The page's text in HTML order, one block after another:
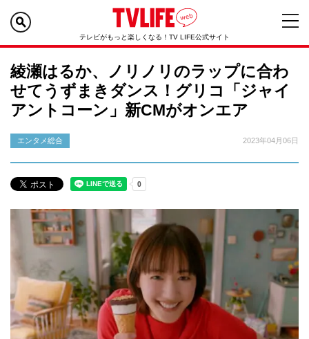
テレビがもっと楽しくなる！TV LIFE公式サイト
綾瀬はるか、ノリノリのラップに合わ
せてうずまきダンス！グリコ「ジャイ
アントコーン」新CMがオンエア
エンタメ総合 2023年04月06日